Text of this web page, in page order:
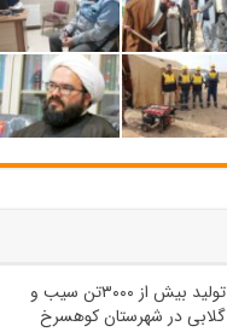
تولید بیش از ۳۰۰۰تن سیب و
گلابی در شهرستان کوهسرخ